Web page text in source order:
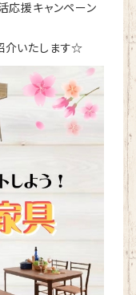
応援キャンペーン
介いたします☆